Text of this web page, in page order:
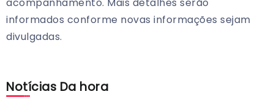
acompanhamento. Mais detalhes serão
informados conforme novas informações sejam
divulgadas.
Notícias Da hora